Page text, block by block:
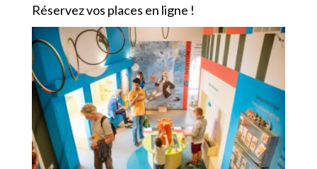
Réservez vos places en ligne !